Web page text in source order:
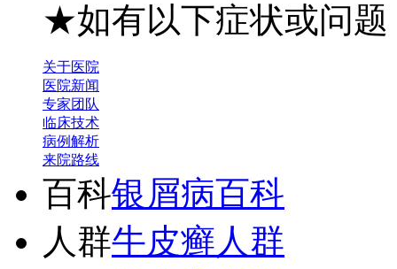
★如有以下症状或问
关于医院
医院新闻
专家团队
临床技术
病例解析
来院路线
百科银屑病百科
人群牛皮癣人群